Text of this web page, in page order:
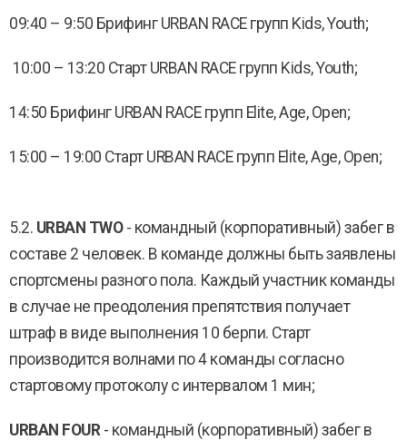
09:40 – 9:50 Брифинг URBAN RACE групп Kids, Youth;
10:00 – 13:20 Старт URBAN RACE групп Kids, Youth;
14:50 Брифинг URBAN RACE групп Elite, Age, Open;
15:00 – 19:00 Старт URBAN RACE групп Elite, Age, Open;
5.2. URBAN TWO- командный (корпоративный) забег в
составе 2 человек. В команде должны быть заявлены
спортсмены разного пола. Каждый участник команды
в случае не преодоления препятствия получает
штраф в виде выполнения 10 берпи. Старт
производится волнами по 4 команды согласно
стартовому протоколу с интервалом 1 мин;
URBAN FOUR- командный (корпоративный) забег в